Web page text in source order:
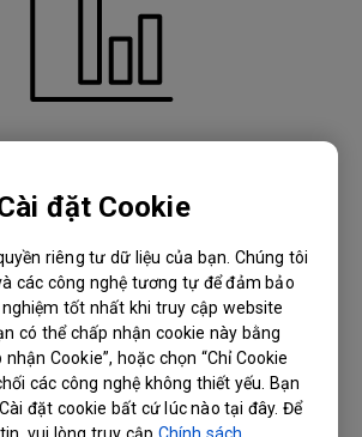
đặt Cookie
riêng tư dữ liệu của bạn. Chúng tôi
các công nghệ tương tự để đảm bảo
tốt nhất khi truy cập website
có thể chấp nhận cookie này bằng
nhận Cookie”, hoặc chọn “Chỉ Cookie
các công nghệ không thiết yếu. Bạn
đặt cookie bất cứ lúc nào tại đây. Để
vui lòng truy cập Chính sách
Trình mang lại màu sắc nổi bật,
thu hút ánh nhìn.